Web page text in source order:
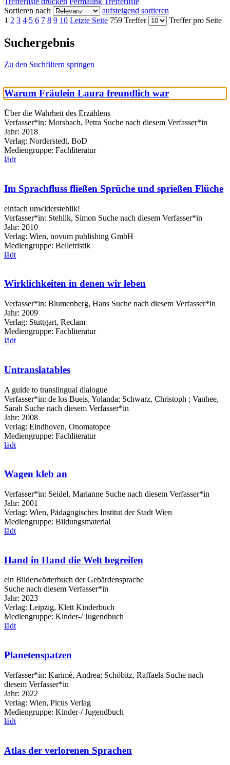
Sortieren nach
aufsteigend sortieren
1 2 3 4 5 6 7 8 9 10 Letzte Seite 759 Treffer Treffer pro Seite
Suchergebnis
Zu den Suchfiltern springen
Warum Fräulein Laura freundlich war
Über die Wahrheit des Erzählens
Verfasser*in: Morsbach, Petra Suche nach diesem Verfasser*in
Jahr: 2018
Verlag: Norderstedt, BoD
Mediengruppe: Fachliteratur
lädt
Im Sprachfluss fließen Sprüche und sprießen Flüche
einfach unwiderstehlik!
Verfasser*in: Stehlik, Simon Suche nach diesem Verfasser*in
Jahr: 2010
Verlag: Wien, novum publishing GmbH
Mediengruppe: Belletristik
lädt
Wirklichkeiten in denen wir leben
Verfasser*in: Blumenberg, Hans Suche nach diesem Verfasser*in
Jahr: 2009
Verlag: Stuttgart, Reclam
Mediengruppe: Fachliteratur
lädt
Untranslatables
A guide to translingual dialogue
Verfasser*in: de los Bueis, Yolanda; Schwarz, Christoph ; Vanhee,
Sarah Suche nach diesem Verfasser*in
Jahr: 2008
Verlag: Eindhoven, Onomatopee
Mediengruppe: Fachliteratur
lädt
Wagen kleb an
Verfasser*in: Seidel, Marianne Suche nach diesem Verfasser*in
Jahr: 2001
Verlag: Wien, Pädagogisches Institut der Stadt Wien
Mediengruppe: Bildungsmaterial
lädt
Hand in Hand die Welt begreifen
ein Bilderwörterbuch der Gebärdensprache
Suche nach diesem Verfasser*in
Jahr: 2023
Verlag: Leipzig, Klett Kinderbuch
Mediengruppe: Kinder-/ Jugendbuch
lädt
Planetenspatzen
Verfasser*in: Karimé, Andrea; Schöbitz, Raffaela Suche nach
diesem Verfasser*in
Jahr: 2022
Verlag: Wien, Picus Verlag
Mediengruppe: Kinder-/ Jugendbuch
lädt
Atlas der verlorenen Sprachen